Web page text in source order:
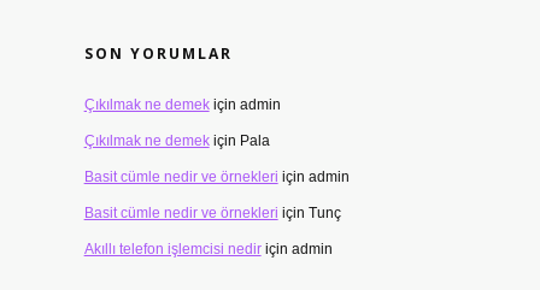
SON YORUMLAR
Çıkılmak ne demekiçin admin
Çıkılmak ne demekiçin Pala
Basit cümle nedir ve örnekleri için admin
Basit cümle nedir ve örnekleri için Tunç
Akıllı telefon işlemcisi nediriçin admin